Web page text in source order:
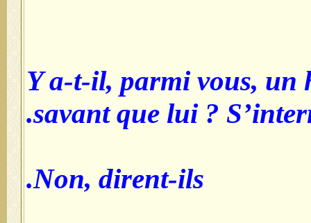
Y a-t-il, parmi vous, un
savant que lui ?
Non, dirent-ils.